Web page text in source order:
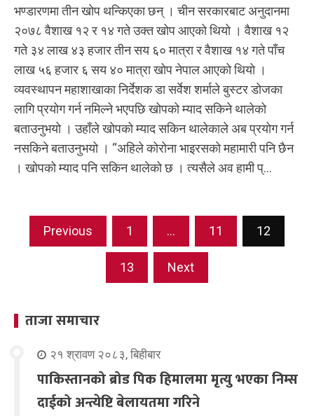
भण्डारणमा तीन खोप थन्किएका छन् । चीन सरकारबाट अनुदानमा
२०७८ वैशाख १२ र १४ गते उक्त खोप आएको थियो । वैशाख १२
गते ३४ लाख ४३ हजार तीन सय ६० मात्रा र वैशाख १४ गते पाँच
लाख ५६ हजार ६ सय ४० मात्रा खोप नेपाल आएको थियो ।
व्यवस्थापन महाशाखाका निर्देशक डा सर्वेश शर्माले बुस्टर डोजका
लागि प्रयोग गर्न नमिल्ने भएपछि खोपको म्याद सकिने थालेको
बताउनुभयो । उहाँले खोपको म्याद सकिन थालेकाले अब प्रयोग गर्न
नसकिने बताउनुभयो । “अहिले कोरोना भाइरसको महामारी पनि छैन
। खोपको म्याद पनि सकिन थालेको छ । त्यसैले अव हामी प्...
Posts
navigation
Previous 1 … 11 12
13 Next
ताजा समाचार
२१ श्रावण २०८३, बिहीबार
पाकिस्तानको ब्रोड पिक हिमालमा मृत्यु भएका निम्स
दाईको अन्त्येष्टि बेलायतमा गरिने